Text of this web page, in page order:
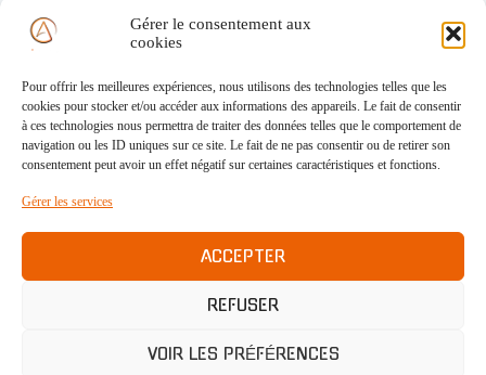
Gérer le consentement aux
cookies
Pour offrir les meilleures expériences, nous utilisons des technologies telles que les
cookies pour stocker et/ou accéder aux informations des appareils. Le fait de consentir
à ces technologies nous permettra de traiter des données telles que le comportement de
navigation ou les ID uniques sur ce site. Le fait de ne pas consentir ou de retirer son
consentement peut avoir un effet négatif sur certaines caractéristiques et fonctions.
Gérer les services
ACCEPTER
REFUSER
VOIR LES PRÉFÉRENCES